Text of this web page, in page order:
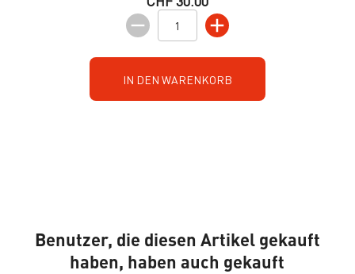
IN DEN WARENKORB
Benutzer, die diesen Artikel gekauft
haben, haben auch gekauft